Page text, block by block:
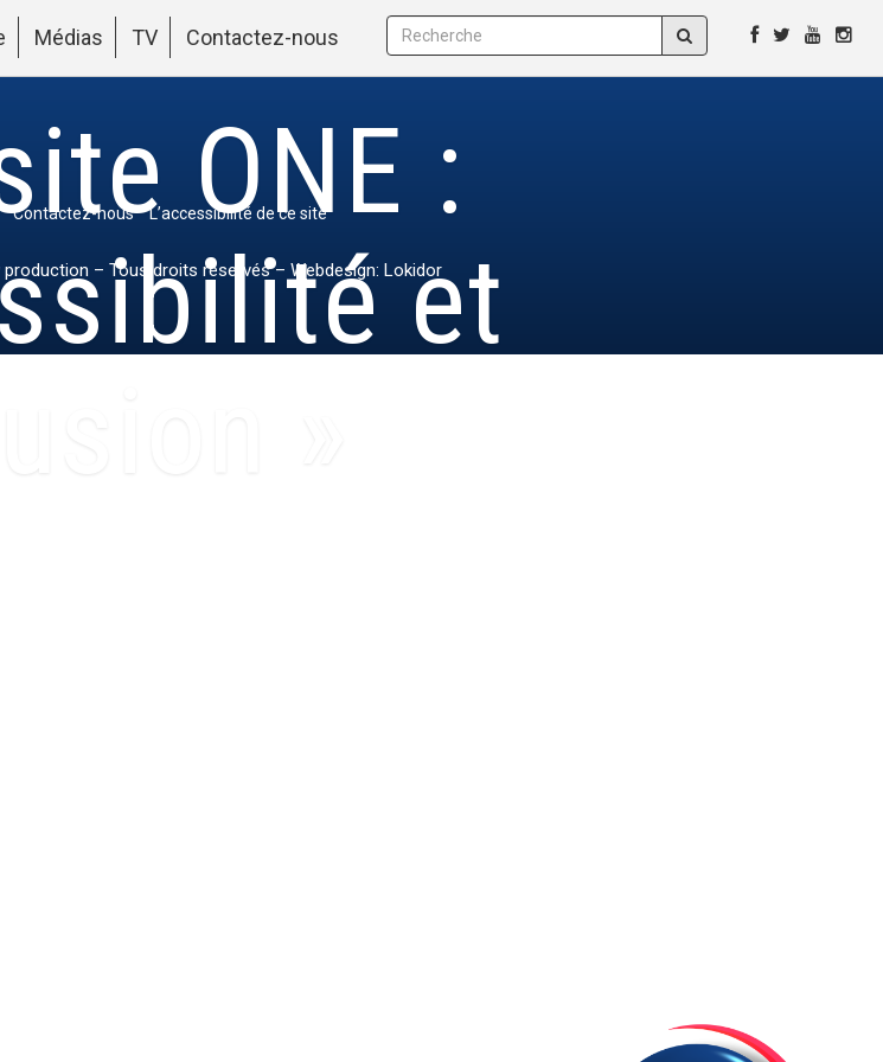
Médias TV Contactez-nous
ONE :
et
Contactez-nous L’accessibilité de ce site
production – Tous droits réservés – Webdesign: Lokidor